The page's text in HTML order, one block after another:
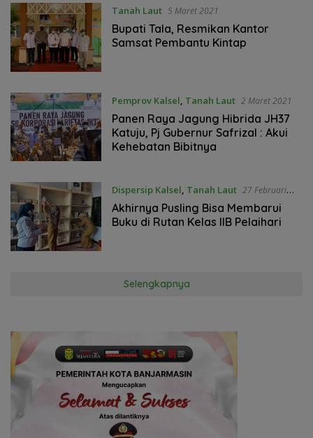
Tanah Laut 5 Maret 2021
Bupati Tala, Resmikan Kantor
Samsat Pembantu Kintap
Pemprov Kalsel, Tanah Laut 2 Maret 2021
Panen Raya Jagung Hibrida JH37
Katuju, Pj Gubernur Safrizal : Akui
Kehebatan Bibitnya
Dispersip Kalsel, Tanah Laut 27 Februari
2021
Akhirnya Pusling Bisa Membarui
Buku di Rutan Kelas IIB Pelaihari
Selengkapnya